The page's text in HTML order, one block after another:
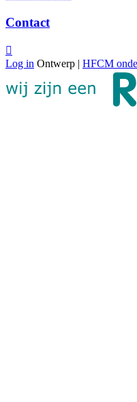
Contact

Log in Ontwerp | HFCM